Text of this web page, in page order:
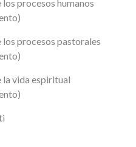
procesos humanos
procesos pastorales
la vida espiritual